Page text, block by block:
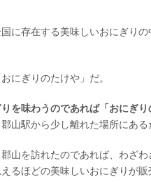
に存在する美味しいおにぎり
にぎりのたけや」だ。
りを味わうのであれば「おにぎり
山駅から少し離れた場所にあ
山を訪れたのであれば、わざ
るほどの美味しいおにぎりが販